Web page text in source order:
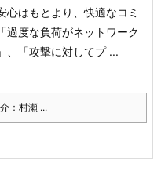
心はもとより、快適なコミ
過度な負荷がネットワーク
、「攻撃に対してプ ...
：村瀬 ...